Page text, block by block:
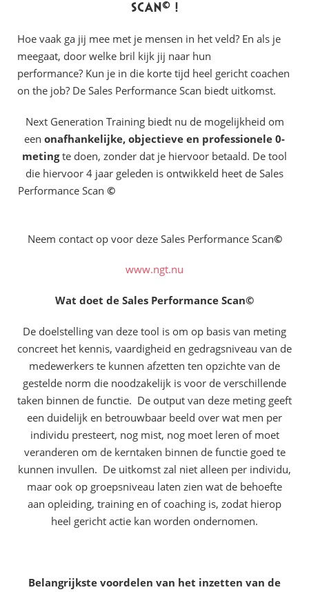
Scan© !
Hoe vaak ga jij mee met je mensen in het veld? En als je
meegaat, door welke bril kijk jij naar hun
performance? Kun je in die korte tijd heel gericht coachen
on the job? De Sales Performance Scan biedt uitkomst.
Next Generation Training biedt nu de mogelijkheid om
een onafhankelijke, objectieve en professionele 0-
metingte doen, zonder dat je hiervoor betaald. De tool
die hiervoor 4 jaar geleden is ontwikkeld heet de Sales
Performance Scan ©
Neem contact op voor deze Sales Performance Scan©
www.ngt.nu
Wat doet de Sales Performance Scan©
De doelstelling van deze tool is om op basis van meting
concreet het kennis, vaardigheid en gedragsniveau van de
medewerkers te kunnen afzetten ten opzichte van de
gestelde norm die noodzakelijk is voor de verschillende
taken binnen de functie. De output van deze meting geeft
een duidelijk en betrouwbaar beeld over wat men per
individu presteert, nog mist, nog moet leren of moet
veranderen om de kerntaken binnen de functie goed te
kunnen invullen. De uitkomst zal niet alleen per individu,
maar ook op groepsniveau laten zien wat de behoefte
aan opleiding, training en of coaching is, zodat hierop
heel gericht actie kan worden ondernomen.
Belangrijkste voordelen van het inzetten van de